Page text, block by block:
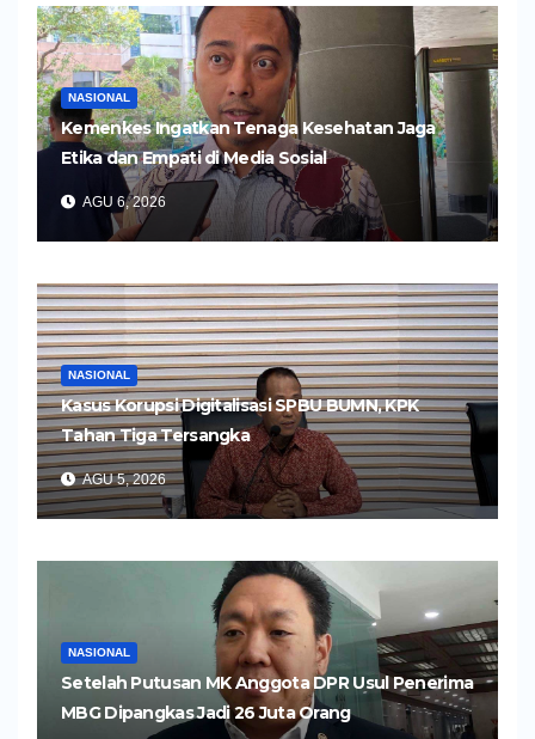
NASIONAL
Kemenkes Ingatkan Tenaga Kesehatan Jaga
Etika dan Empati di Media Sosial
AGU 6, 2026
NASIONAL
Kasus Korupsi Digitalisasi SPBU BUMN, KPK
Tahan Tiga Tersangka
AGU 5, 2026
NASIONAL
Setelah Putusan MK Anggota DPR Usul Penerima
MBG Dipangkas Jadi 26 Juta Orang